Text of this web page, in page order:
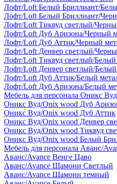
Лофт/Loft Белый Бриллиант/
Лофт/Loft Белый Бриллиант/
Лофт/Loft Тиквуд светлый/
Лофт/Loft Дуб Аризона/Черный
Лофт/Loft Дуб Аттик/Черный
Лофт/Loft Денвер светлый/
Лофт/Loft Тиквуд светлый/Белый
Лофт/Loft Денвер светлый/Белый
Лофт/Loft Дуб Аттик/Белый
Лофт/Loft Дуб Аризона/Белый
Мебель для персонала Оникс
Оникс Вуд/Onix wood Дуб
Оникс Вуд/Onix wood Дуб Аттик
Оникс Вуд/Onix wood Денвер
Оникс Вуд/Onix wood Тиквуд
Оникс Вуд/Onix wood Белый
Мебель для персонала Аванс/
Аванс/Avance Венге Цаво
Аванс/Avance Шамони Светлый
Аванс/Avance Шамони темный